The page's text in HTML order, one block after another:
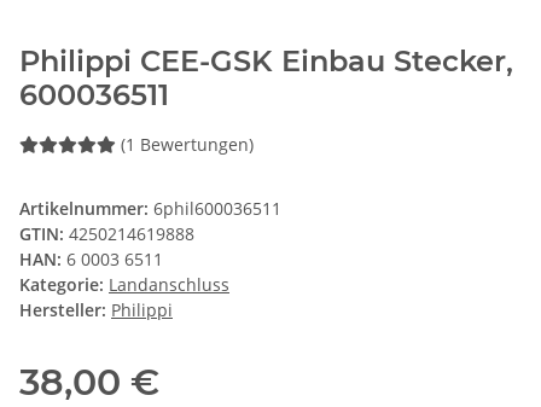
Philippi CEE-GSK Einbau Stecker,
600036511
(1 Bewertungen)
Artikelnummer: 6phil600036511
GTIN: 4250214619888
HAN: 6 0003 6511
Kategorie: Landanschluss
Hersteller: Philippi
38,00 €